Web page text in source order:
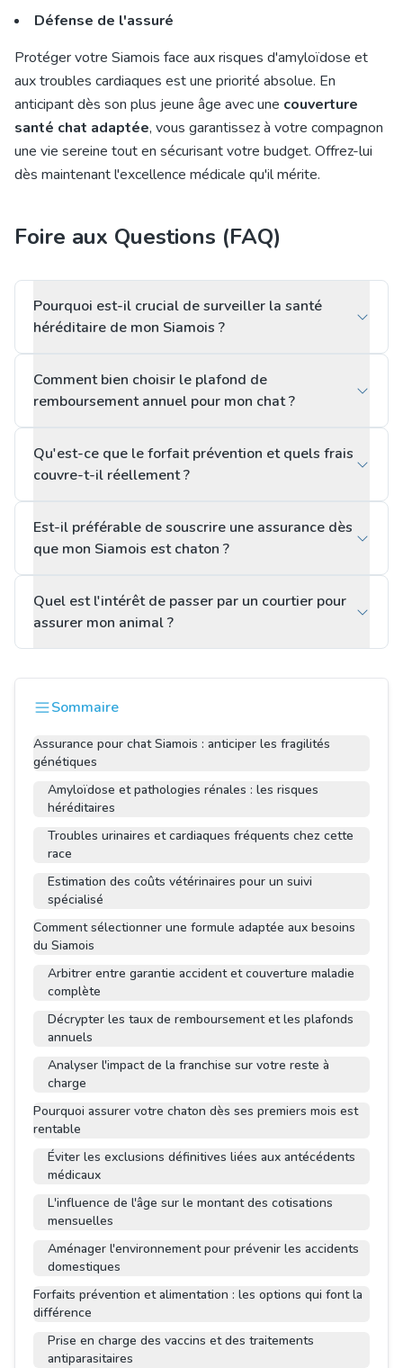
Défense de l'assuré
Protéger votre Siamois face aux risques d'amyloïdose et
aux troubles cardiaques est une priorité absolue. En
anticipant dès son plus jeune âge avec une couverture
santé chat adaptée, vous garantissez à votre compagnon
une vie sereine tout en sécurisant votre budget. Offrez-lui
dès maintenant l'excellence médicale qu'il mérite.
Foire aux Questions (FAQ)
Pourquoi est-il crucial de surveiller la santé
héréditaire de mon Siamois ?
Comment bien choisir le plafond de
remboursement annuel pour mon chat ?
Qu'est-ce que le forfait prévention et quels frais
couvre-t-il réellement ?
Est-il préférable de souscrire une assurance dès
que mon Siamois est chaton ?
Quel est l'intérêt de passer par un courtier pour
assurer mon animal ?
Sommaire
Assurance pour chat Siamois : anticiper les fragilités
génétiques
Amyloïdose et pathologies rénales : les risques
héréditaires
Troubles urinaires et cardiaques fréquents chez cette
race
Estimation des coûts vétérinaires pour un suivi
spécialisé
Comment sélectionner une formule adaptée aux besoins
du Siamois
Arbitrer entre garantie accident et couverture maladie
complète
Décrypter les taux de remboursement et les plafonds
annuels
Analyser l'impact de la franchise sur votre reste à
charge
Pourquoi assurer votre chaton dès ses premiers mois est
rentable
Éviter les exclusions définitives liées aux antécédents
médicaux
L'influence de l'âge sur le montant des cotisations
mensuelles
Aménager l'environnement pour prévenir les accidents
domestiques
Forfaits prévention et alimentation : les options qui font la
différence
Prise en charge des vaccins et des traitements
antiparasitaires